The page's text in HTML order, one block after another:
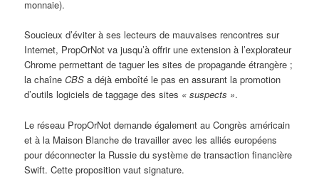
monnaie).
Soucieux d’éviter à ses lecteurs de mauvaises rencontres sur
Internet, PropOrNot va jusqu’à offrir une extension à l’explorateur
Chrome permettant de taguer les sites de propagande étrangère ;
la chaîneCBS a déjà emboîté le pas en assurant la promotion
d’outils logiciels de taggage des sites «suspects ».
Le réseau PropOrNot demande également au Congrès américain
et à la Maison Blanche de travailler avec les alliés européens
pour déconnecter la Russie du système de transaction financière
Swift. Cette proposition vaut signature.